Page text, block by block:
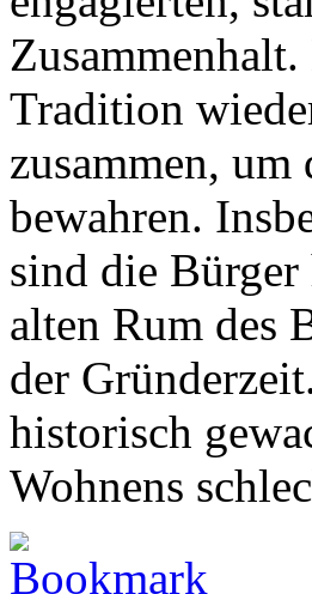
Tradition
zusammen, um
bewahren.
sind die Bürger
alten Rum des
der
historisch
Wohnens